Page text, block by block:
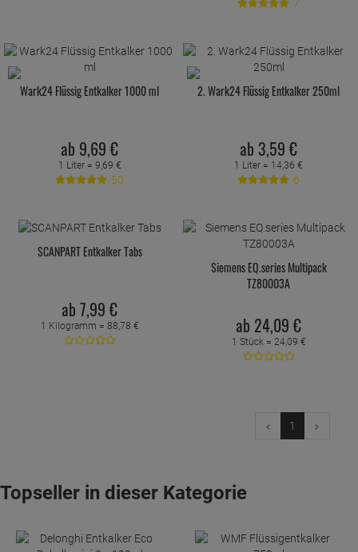
7
Wark24 Flüssig Entkalker 1000 ml
ab 9,69 €
1 Liter = 9,69 €
50
2. Wark24 Flüssig Entkalker 250ml
ab 3,59 €
1 Liter = 14,36 €
6
SCANPART Entkalker Tabs
ab 7,99 €
1 Kilogramm = 88,78 €
Siemens EQ.series Multipack
TZ80003A
ab 24,09 €
1 Stück = 24,09 €
1
Topseller in dieser Kategorie